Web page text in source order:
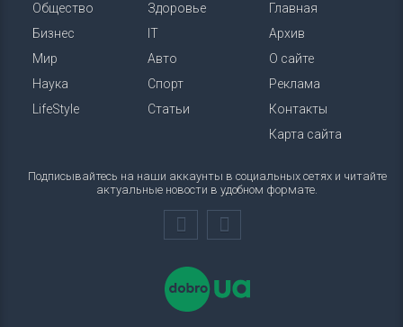
Общество
Бизнес
Мир
Наука
LifeStyle
Здоровье
IT
Авто
Спорт
Статьи
Главная
Архив
О сайте
Реклама
Контакты
Карта сайта
Подписывайтесь на наши аккаунты в социальных сетях и читайте
актуальные новости в удобном формате.